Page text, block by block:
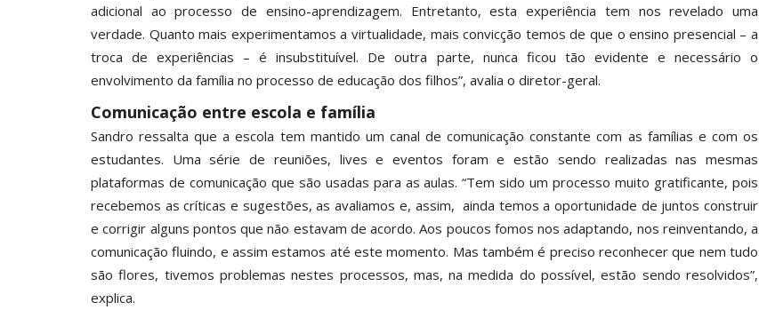
adicional ao processo de ensino-aprendizagem. Entretanto, esta experiência tem nos revelado uma
verdade. Quanto mais experimentamos a virtualidade, mais convicção temos de que o ensino presencial – a
troca de experiências – é insubstituível. De outra parte, nunca ficou tão evidente e necessário o
envolvimento da família no processo de educação dos filhos”, avalia o diretor-geral.
Comunicação entre escola e família
Sandro ressalta que a escola tem mantido um canal de comunicação constante com as famílias e com os
estudantes. Uma série de reuniões, lives e eventos foram e estão sendo realizadas nas mesmas
plataformas de comunicação que são usadas para as aulas. “Tem sido um processo muito gratificante, pois
recebemos as críticas e sugestões, as avaliamos e, assim, ainda temos a oportunidade de juntos construir
e corrigir alguns pontos que não estavam de acordo. Aos poucos fomos nos adaptando, nos reinventando, a
comunicação fluindo, e assim estamos até este momento. Mas também é preciso reconhecer que nem tudo
são flores, tivemos problemas nestes processos, mas, na medida do possível, estão sendo resolvidos”,
explica.